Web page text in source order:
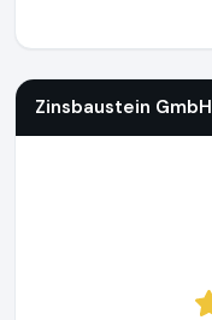
Zinsbaustein GmbH